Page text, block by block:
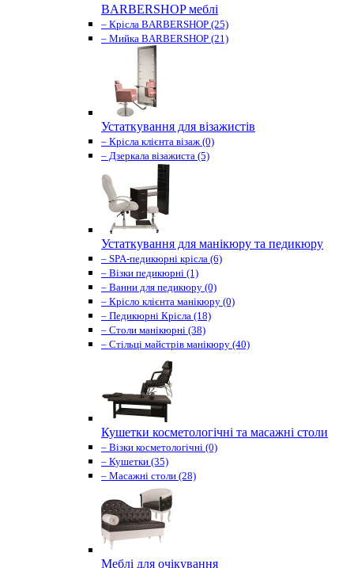
BARBERSHOP меблі
– Крісла BARBERSHOP (25)
– Мийка BARBERSHOP (21)
Устаткування для візажистів
– Крісла клієнта візаж (0)
– Дзеркала візажиста (5)
Устаткування для манікюру та педикюру
– SPA-педикюрні крісла (6)
– Візки педикюрні (1)
– Ванни для педикюру (0)
– Крісло клієнта манікюру (0)
– Педикюрні Крісла (18)
– Столи манікюрні (38)
– Стільці майстрів манікюру (40)
Кушетки косметологічні та масажні столи
– Візки косметологічні (0)
– Кушетки (35)
– Масажні столи (28)
Меблі для очікування